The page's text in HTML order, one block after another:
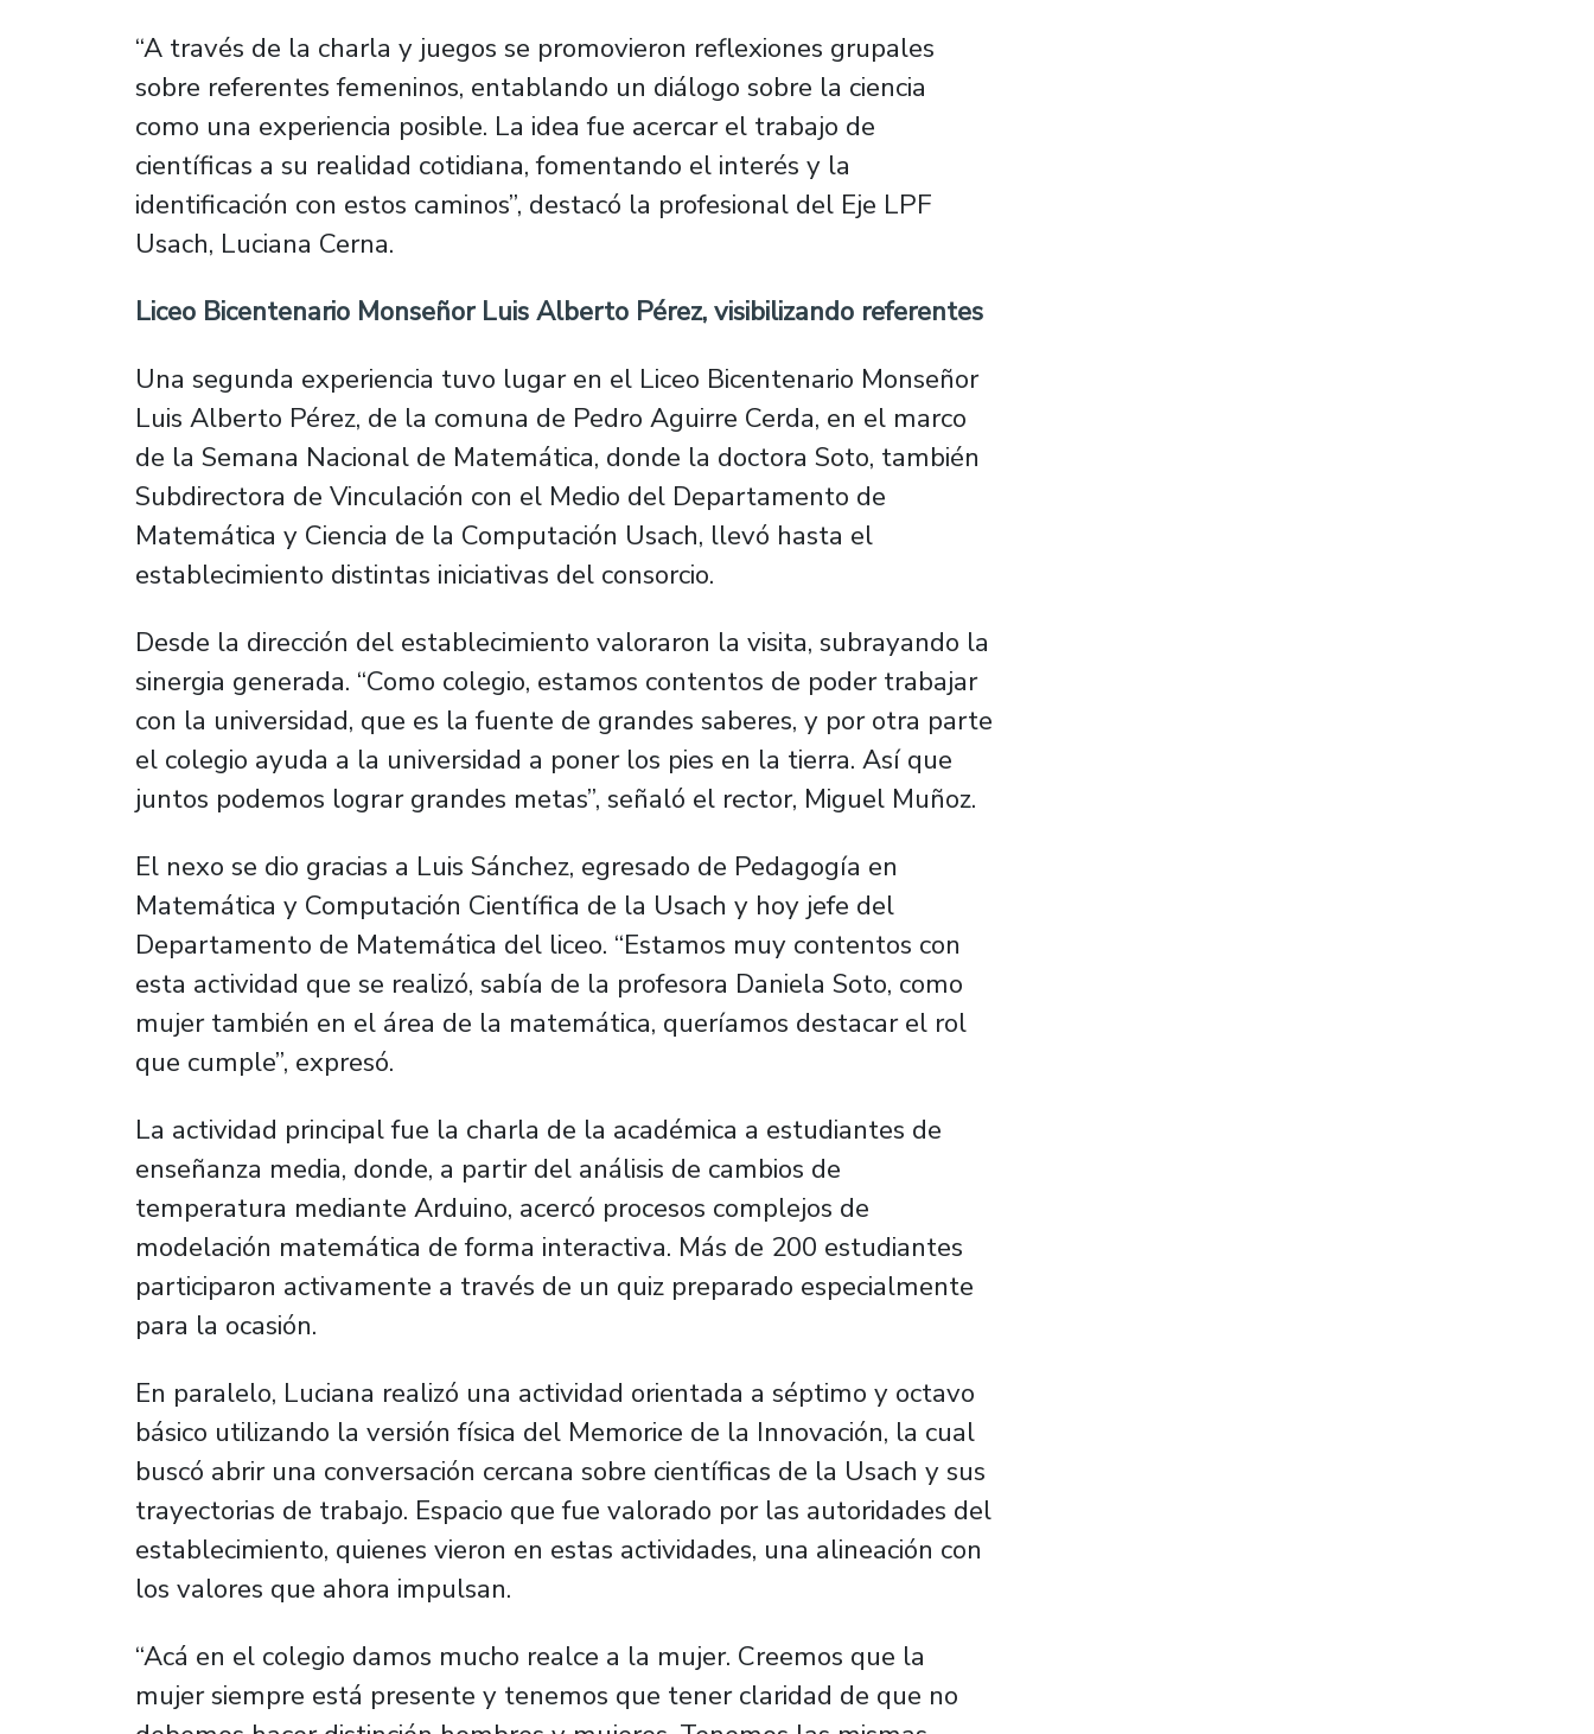
“A través de la charla y juegos se promovieron reflexiones grupales
sobre referentes femeninos, entablando un diálogo sobre la ciencia
como una experiencia posible. La idea fue acercar el trabajo de
científicas a su realidad cotidiana, fomentando el interés y la
identificación con estos caminos”, destacó la profesional del Eje LPF
Usach, Luciana Cerna.
Liceo Bicentenario Monseñor Luis Alberto Pérez, visibilizando referentes
Una segunda experiencia tuvo lugar en el Liceo Bicentenario Monseñor
Luis Alberto Pérez, de la comuna de Pedro Aguirre Cerda, en el marco
de la Semana Nacional de Matemática, donde la doctora Soto, también
Subdirectora de Vinculación con el Medio del Departamento de
Matemática y Ciencia de la Computación Usach, llevó hasta el
establecimiento distintas iniciativas del consorcio.
Desde la dirección del establecimiento valoraron la visita, subrayando la
sinergia generada. “Como colegio, estamos contentos de poder trabajar
con la universidad, que es la fuente de grandes saberes, y por otra parte
el colegio ayuda a la universidad a poner los pies en la tierra. Así que
juntos podemos lograr grandes metas”, señaló el rector, Miguel Muñoz.
El nexo se dio gracias a Luis Sánchez, egresado de Pedagogía en
Matemática y Computación Científica de la Usach y hoy jefe del
Departamento de Matemática del liceo. “Estamos muy contentos con
esta actividad que se realizó, sabía de la profesora Daniela Soto, como
mujer también en el área de la matemática, queríamos destacar el rol
que cumple”, expresó.
La actividad principal fue la charla de la académica a estudiantes de
enseñanza media, donde, a partir del análisis de cambios de
temperatura mediante Arduino, acercó procesos complejos de
modelación matemática de forma interactiva. Más de 200 estudiantes
participaron activamente a través de un quiz preparado especialmente
para la ocasión.
En paralelo, Luciana realizó una actividad orientada a séptimo y octavo
básico utilizando la versión física del Memorice de la Innovación, la cual
buscó abrir una conversación cercana sobre científicas de la Usach y sus
trayectorias de trabajo. Espacio que fue valorado por las autoridades del
establecimiento, quienes vieron en estas actividades, una alineación con
los valores que ahora impulsan.
“Acá en el colegio damos mucho realce a la mujer. Creemos que la
mujer siempre está presente y tenemos que tener claridad de que no